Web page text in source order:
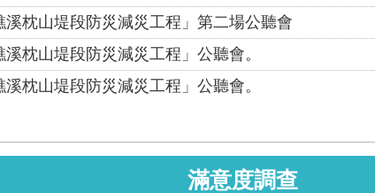
溪枕山堤段防災減災工程」第二場公聽會
枕山堤段防災減災工程」公聽會。
枕山堤段防災減災工程」公聽會。
滿意度調查